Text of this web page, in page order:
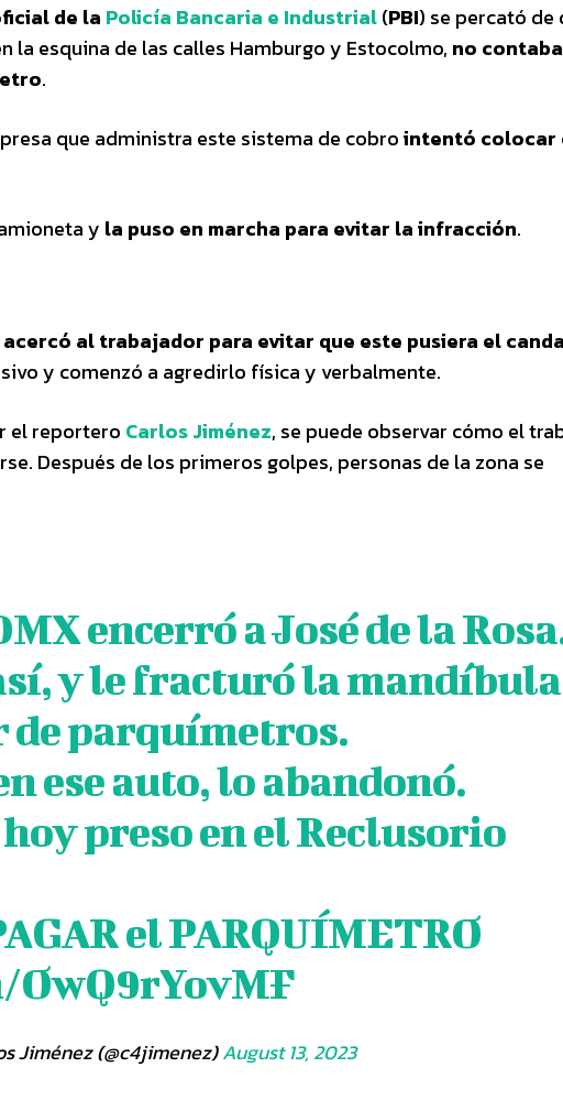
de la Policía Bancaria e Industrial(PBI) se percató de
la esquina de las calles Hamburgo y Estocolmo, no
.
que administra este sistema de cobrointentó colocar
y la puso en marcha para evitar la infracción.
acercó al trabajador para evitar que este pusiera el
y comenzó a agredirlo física y verbalmente.
el reportero Carlos Jiménez, se puede observar cómo el
Después de los primeros golpes, personas de la zona se
encerró a José de la
y le fracturó la mandíbula
de parquímetros.
ese auto, lo abandonó.
hoy preso en el Reclusorio
el PARQUÍMETRO
Jiménez (@c4jimenez)August 13, 2023